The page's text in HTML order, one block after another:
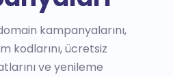
kampanyalarını,
kodlarını, ücretsiz
ve yenileme